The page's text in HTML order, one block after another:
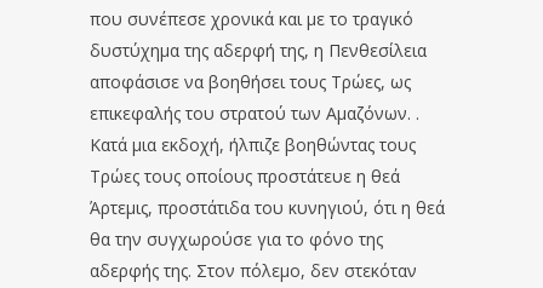
που συνέπεσε χρονικά και με το τραγικό
δυστύχημα της αδερφή της, η Πενθεσίλεια
αποφάσισε να βοηθήσει τους Τρώες, ως
επικεφαλής του στρατού των Αμαζόνων. .
Κατά μια εκδοχή, ήλπιζε βοηθώντας τους
Τρώες τους οποίους προστάτευε η θεά
Άρτεμις, προστάτιδα του κυνηγιού, ότι η θεά
θα την συγχωρούσε για το φόνο της
αδερφής της. Στον πόλεμο, δεν στεκόταν